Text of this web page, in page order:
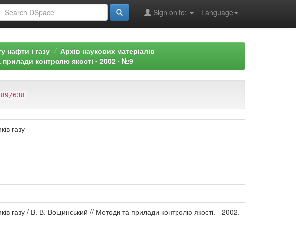
Language
Sign on to:
нафти і газу
Архів наукових матеріалів
прилади контролю якості - 2002 - №9
638
газу
газу / В. В. Вощинський // Методи та прилади контролю якості. - 2002.